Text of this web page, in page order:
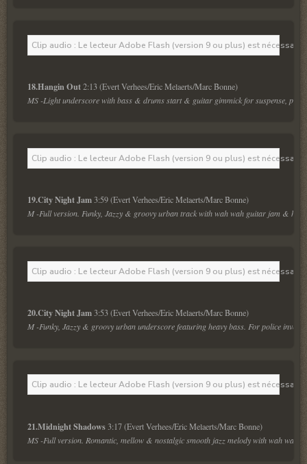
Clip audio : Le lecteur Adobe Flash (version 9 ou plus) est
18.Hangin Out
2:13 (Evert Verhees/Eric Melaerts/Marc Bonne)
MS -Light underscore with bass & drums start & guitar gimmick for suspense,
Clip audio : Le lecteur Adobe Flash (version 9 ou plus) est
19.City Night Jam
3:59 (Evert Verhees/Eric Melaerts/Marc Bonne)
M -Full version. Funky, Jazzy & groovy urban track with wah wah guitar jam &
Clip audio : Le lecteur Adobe Flash (version 9 ou plus) est
20.City Night Jam
3:53 (Evert Verhees/Eric Melaerts/Marc Bonne)
M -Funky, Jazzy & groovy urban underscore featuring heavy bass. For police
Clip audio : Le lecteur Adobe Flash (version 9 ou plus) est
21.Midnight Shadows
3:17 (Evert Verhees/Eric Melaerts/Marc Bonne)
MS -Full version. Romantic, mellow & nostalgic smooth jazz melody with wah wah